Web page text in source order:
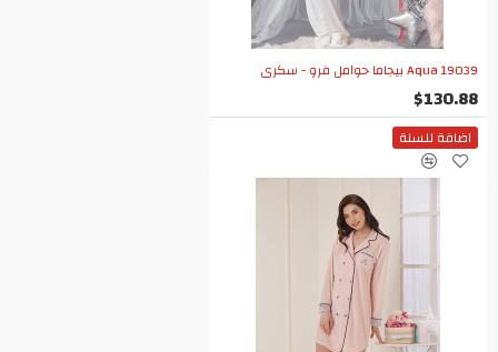
Aqua 19039 بيجاما حوامل فرو - سكري
$130.88
اضافة للسلة